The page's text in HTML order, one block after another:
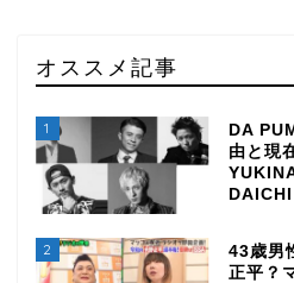
オススメ記事
1
DA
由と現
DAICHI
2
43歳男
正平？